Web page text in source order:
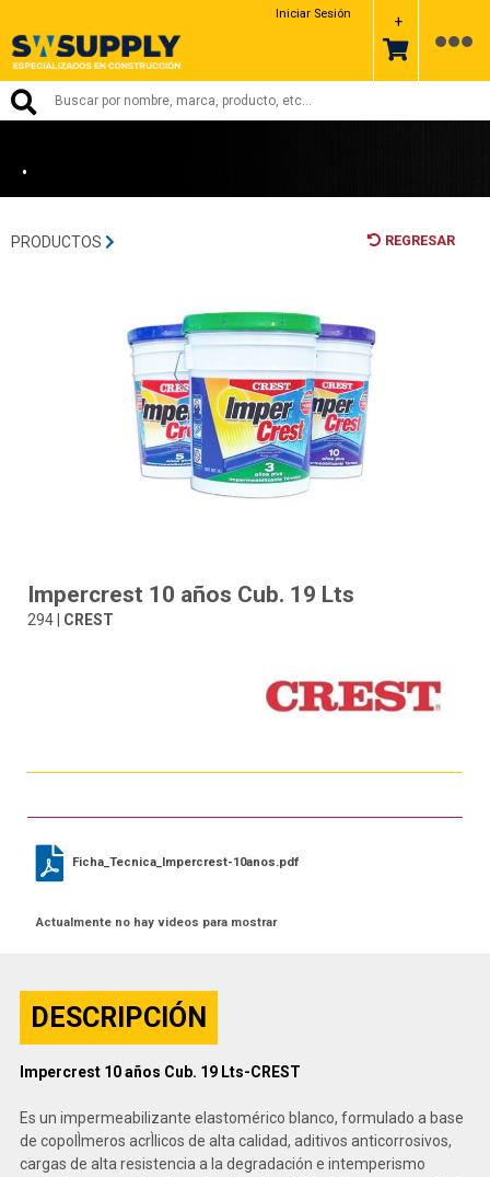
Iniciar Sesión +
•
PRODUCTOS REGRESAR
Impercrest 10 años Cub. 19 Lts
294 | CREST
Ficha_Tecnica_Impercrest-10anos.pdf
Actualmente no hay videos para mostrar
DESCRIPCIÓN
Impercrest 10 años Cub. 19 Lts-CREST
Es un impermeabilizante elastomérico blanco, formulado a base
de copolÌmeros acrÌlicos de alta calidad, aditivos anticorrosivos,
cargas de alta resistencia a la degradación e intemperismo